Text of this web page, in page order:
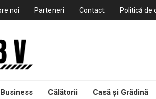
noi Parteneri Contact Politică de
Business Călătorii Casă și Grădină